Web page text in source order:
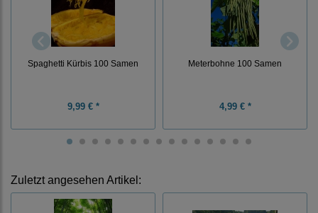
Spaghetti Kürbis 100 Samen
9,99 € *
Meterbohne 100 Samen
4,99 € *
Zuletzt angesehen Artikel: